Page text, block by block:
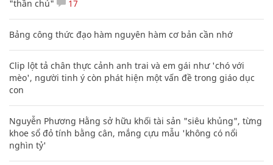
"thần chú"
17
Bảng công thức đạo hàm nguyên hàm cơ bản cần nhớ
Clip lột tả chân thực cảnh anh trai và em gái như 'chó với
mèo', người tinh ý còn phát hiện một vấn đề trong giáo dục
con
Nguyễn Phương Hằng sở hữu khối tài sản "siêu khủng", từng
khoe sổ đỏ tính bằng cân, mắng cựu mẫu 'không có nổi
nghìn tỷ'